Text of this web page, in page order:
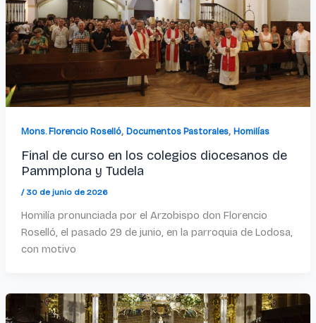
Mons. Florencio Roselló, Documentos Pastorales, Homilías
Final de curso en los colegios diocesanos de
Pammplona y Tudela
/ 30 de junio de 2026
Homilía pronunciada por el Arzobispo don Florencio
Roselló, el pasado 29 de junio, en la parroquia de Lodosa,
con motivo